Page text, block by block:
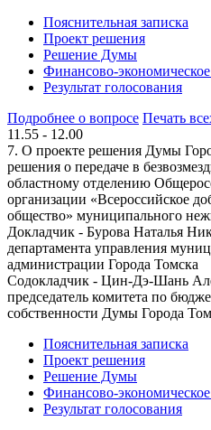
Пояснительная записка
Проект решения
Решение Думы
Финансово-
Результат голосования
Подробнее о вопросе Печать
11.55 - 12.00
7. О проекте решения Думы
решения о передаче в
областному отделению
организации «Всероссийское
общество» муниципального
Докладчик - Бурова Наталья
департамента управления
администрации Города Томска
Содокладчик - Цин-Дэ-Шань
председатель комитета по
собственности Думы Города
Пояснительная записка
Проект решения
Решение Думы
Финансово-
Результат голосования